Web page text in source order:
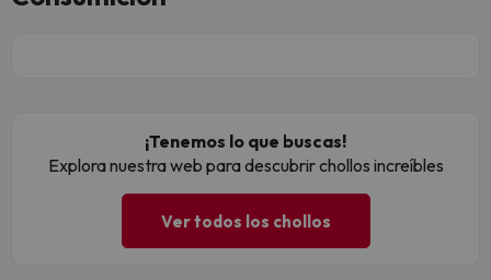
¡Tenemos lo que buscas!
Explora nuestra web para descubrir chollos increíbles
Ver todos los chollos